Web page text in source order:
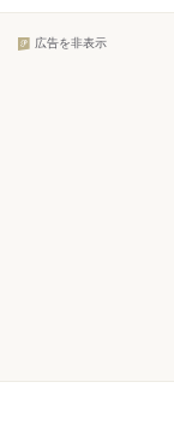
広告を非表示